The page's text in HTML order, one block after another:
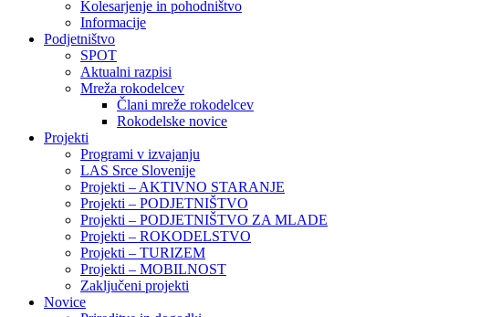
Kolesarjenje in pohodništvo
Informacije
Podjetništvo
SPOT
Aktualni razpisi
Mreža rokodelcev
Člani mreže rokodelcev
Rokodelske novice
Projekti
Programi v izvajanju
LAS Srce Slovenije
Projekti – AKTIVNO STARANJE
Projekti – PODJETNIŠTVO
Projekti – PODJETNIŠTVO ZA MLADE
Projekti – ROKODELSTVO
Projekti – TURIZEM
Projekti – MOBILNOST
Zaključeni projekti
Novice